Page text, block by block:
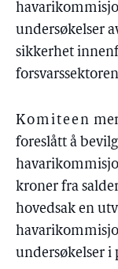
undersøkelser
sikkerhet
Komiteen
foreslått å
kroner fra
hovedsak en
undersøkelser i